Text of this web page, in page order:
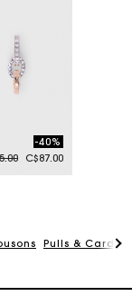
from
to
-40%
C$87.00
Pulls &